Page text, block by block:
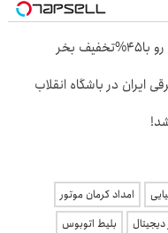
بخر
امداد کرمان موتور
دیجیتال بلیط اتوبوس